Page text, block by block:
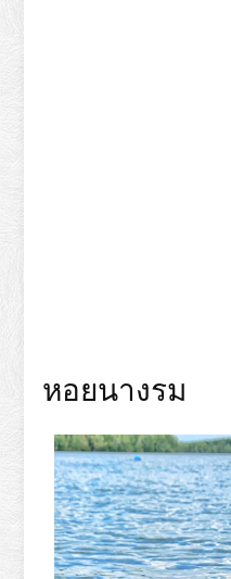
หอยนางรม